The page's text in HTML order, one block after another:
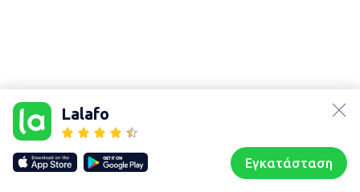
Lalafo
Εγκατάσταση
Our websites
lalafo.kg
lalafo.rs
lalafo.pl
Sitemap
Συζητήσεις Προφίλ